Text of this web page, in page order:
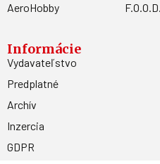
AeroHobby
F.O.O.D.
Informácie
Vydavateľstvo
Predplatné
Archív
Inzercia
GDPR